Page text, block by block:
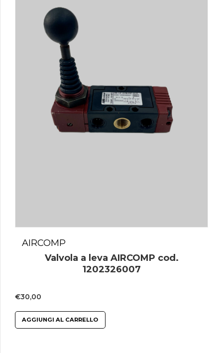
AIRCOMP
Valvola a leva AIRCOMP cod.
1202326007
€30,00
AGGIUNGI AL CARRELLO